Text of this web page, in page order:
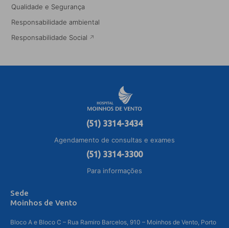
Qualidade e Segurança
Responsabilidade ambiental
Responsabilidade Social
(51) 3314-3434
Agendamento de consultas e exames
(51) 3314-3300
Para informações
Sede
Moinhos de Vento
Bloco A e Bloco C – Rua Ramiro Barcelos, 910 – Moinhos de Vento, Porto